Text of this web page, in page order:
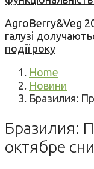
AgroBerry&Veg
галузі
події року
Home
Новини
Бразилия:
Бразилия:
октябре